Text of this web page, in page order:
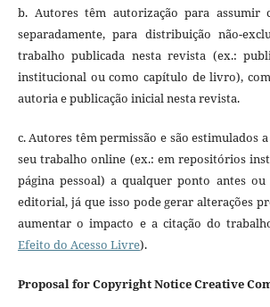
b. Autores têm autorização para assumir
separadamente, para distribuição não-
trabalho publicada nesta revista (ex.:
institucional ou como capítulo de livro),
autoria e publicação inicial nesta revista.
c. Autores têm permissão e são estimulados
seu trabalho online (ex.: em repositórios
página pessoal) a qualquer ponto antes
editorial, já que isso pode gerar alterações
aumentar o impacto e a citação do
Efeito do Acesso Livre).
Proposal for Copyright Notice Creative